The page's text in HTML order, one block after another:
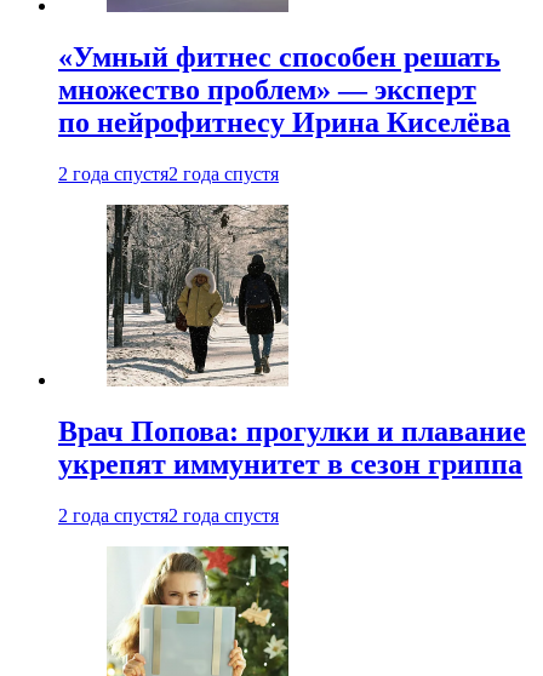
«Умный фитнес способен решать
множество проблем» — эксперт
по нейрофитнесу Ирина Киселёва
2 года спустя2 года спустя
Врач Попова: прогулки и плавание
укрепят иммунитет в сезон гриппа
2 года спустя2 года спустя